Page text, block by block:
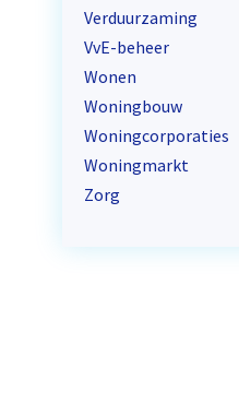
Verduurzaming
VvE-beheer
Wonen
Woningbouw
Woningcorporaties
Woningmarkt
Zorg